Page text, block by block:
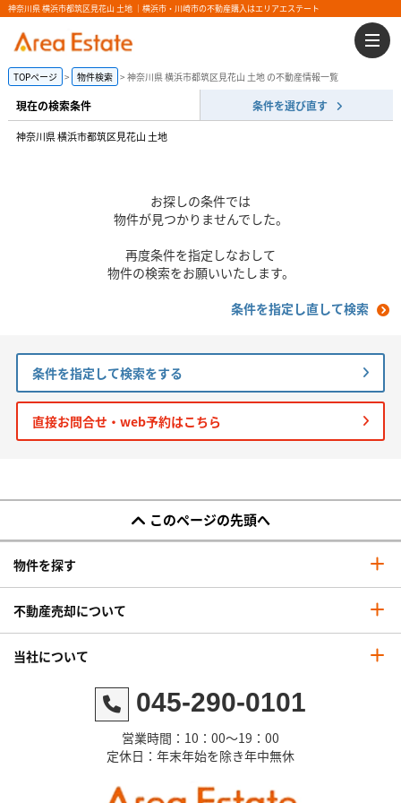
神奈川県 横浜市都筑区見花山 土地 ｜横浜市・川崎市の不動産購入はエリアエステート
TOPページ 物件検索 神奈川県 横浜市都筑区見花山 土地 の不動産情報一覧
現在の検索条件 条件を選び直す
神奈川県 横浜市都筑区見花山 土地
お探しの条件では
物件が見つかりませんでした。
再度条件を指定しなおして
物件の検索をお願いいたします。
条件を指定し直して検索
条件を指定して検索をする
直接お問合せ・web予約はこちら
このページの先頭へ
物件を探す
不動産売却について
当社について
045-290-0101
営業時間：10：00～19：00
定休日：年末年始を除き年中無休